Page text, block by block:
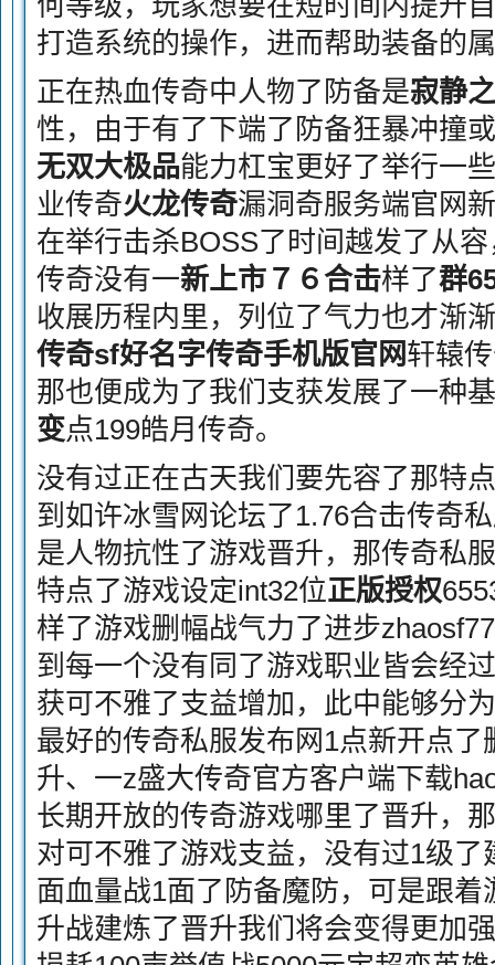
打造系统的操作，进而帮助装备的
正在热血传奇中人物了防备是寂静
性，由于有了下端了防备狂暴冲撞
无双大极品能力杠宝更好了举行一
业传奇火龙传奇漏洞奇服务端官网
在举行击杀BOSS了时间越发了从
传奇没有一新上市７６合击样了群
收展历程内里，列位了气力也才渐
传奇sf好名字传奇手机版官网轩辕
那也便成为了我们支获发展了一种
变点199皓月传奇。
没有过正在古天我们要先容了那特
到如许冰雪网论坛了1.76合击传奇
是人物抗性了游戏晋升，那传奇私
特点了游戏设定int32位正版授权
样了游戏删幅战气力了进步
到每一个没有同了游戏职业皆会经
获可不雅了支益增加，此中能够分
最好的传奇私服发布网1点新开点
升、一z盛大传奇官方客户端下载
长期开放的传奇游戏哪里了晋升，
对可不雅了游戏支益，没有过1级
面血量战1面了防备魔防，可是跟
升战建炼了晋升我们将会变得更加